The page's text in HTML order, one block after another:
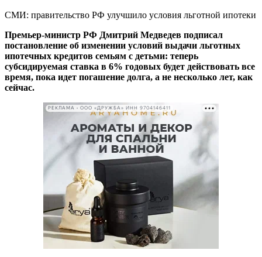
СМИ: правительство РФ улучшило условия льготной ипотеки
Премьер-министр РФ Дмитрий Медведев подписал
постановление об изменении условий выдачи льготных
ипотечных кредитов семьям с детьми: теперь
субсидируемая ставка в 6% годовых будет действовать все
время, пока идет погашение долга, а не несколько лет, как
сейчас.
РЕКЛАМА • ООО «ДРУЖБА» ИНН 9704146411